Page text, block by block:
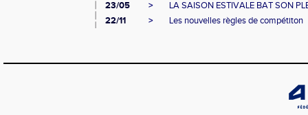
23/05
>
LA SAISON ESTIVALE BAT SON
22/11
> Les nouvelles règles de compétiton